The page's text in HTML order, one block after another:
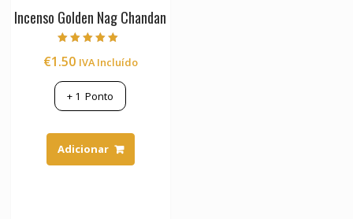
Incenso Golden Nag Chandan
5.00
€1.50 IVA Incluído
+ 1 Ponto
Adicionar